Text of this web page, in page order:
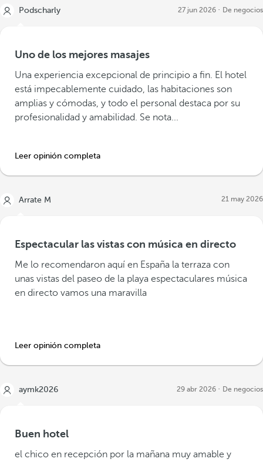
Podscharly 27 jun 2026 De negocios
Uno de los mejores masajes
Una experiencia excepcional de principio a fin. El hotel
está impecablemente cuidado, las habitaciones son
amplias y cómodas, y todo el personal destaca por su
profesionalidad y amabilidad. Se nota...
Leer opinión completa
Arrate M 21 may 2026
Espectacular las vistas con música en directo
Me lo recomendaron aquí en España la terraza con
unas vistas del paseo de la playa espectaculares música
en directo vamos una maravilla
Leer opinión completa
aymk2026 29 abr 2026 De negocios
Buen hotel
el chico en recepción por la mañana muy amable y